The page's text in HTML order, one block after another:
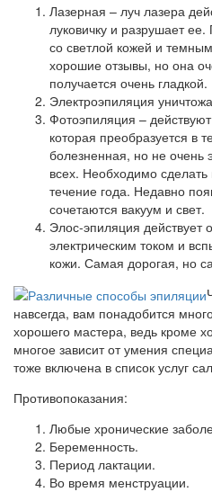
Лазерная – луч лазера
луковичку и разрушает
со светлой кожей и
хорошие отзывы, но она
получается очень гладкой.
Электроэпиляция
Фотоэпиляция –
которая преобразуется в
болезненная, но не очень
всех. Необходимо
течение года. Недавно
сочетаются вакуум и свет.
Элос-эпиляция действует
электрическим током и
кожи. Самая дорогая, но
навсегда, вам понадобится
хорошего мастера, ведь кроме
многое зависит от умения
тоже включена в список услуг
Противопоказания:
Любые хронические
Беременность.
Период лактации.
Во время менструации.